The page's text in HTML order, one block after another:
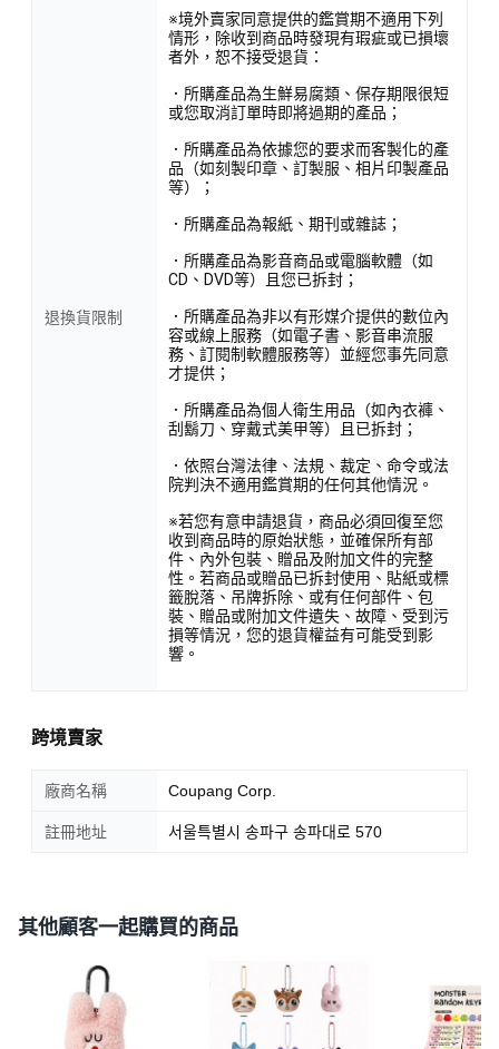
退換貨限制
※境外賣家同意提供的鑑賞期不適用下列
情形，除收到商品時發現有瑕疵或已損壞
者外，恕不接受退貨：
．所購產品為生鮮易腐類、保存期限很短
或您取消訂單時即將過期的產品；
．所購產品為依據您的要求而客製化的產
品（如刻製印章、訂製服、相片印製產品
等）；
．所購產品為報紙、期刊或雜誌；
．所購產品為影音商品或電腦軟體（如
CD、DVD等）且您已拆封；
．所購產品為非以有形媒介提供的數位內
容或線上服務（如電子書、影音串流服
務、訂閱制軟體服務等）並經您事先同意
才提供；
．所購產品為個人衛生用品（如內衣褲、
刮鬍刀、穿戴式美甲等）且已拆封；
．依照台灣法律、法規、裁定、命令或法
院判決不適用鑑賞期的任何其他情況。
※若您有意申請退貨，商品必須回復至您
收到商品時的原始狀態，並確保所有部
件、內外包裝、贈品及附加文件的完整
性。若商品或贈品已拆封使用、貼紙或標
籤脫落、吊牌拆除、或有任何部件、包
裝、贈品或附加文件遺失、故障、受到污
損等情況，您的退貨權益有可能受到影
響。
跨境賣家
廠商名稱 Coupang Corp.
註冊地址 서울특별시 송파구 송파대로 570
其他顧客一起購買的商品